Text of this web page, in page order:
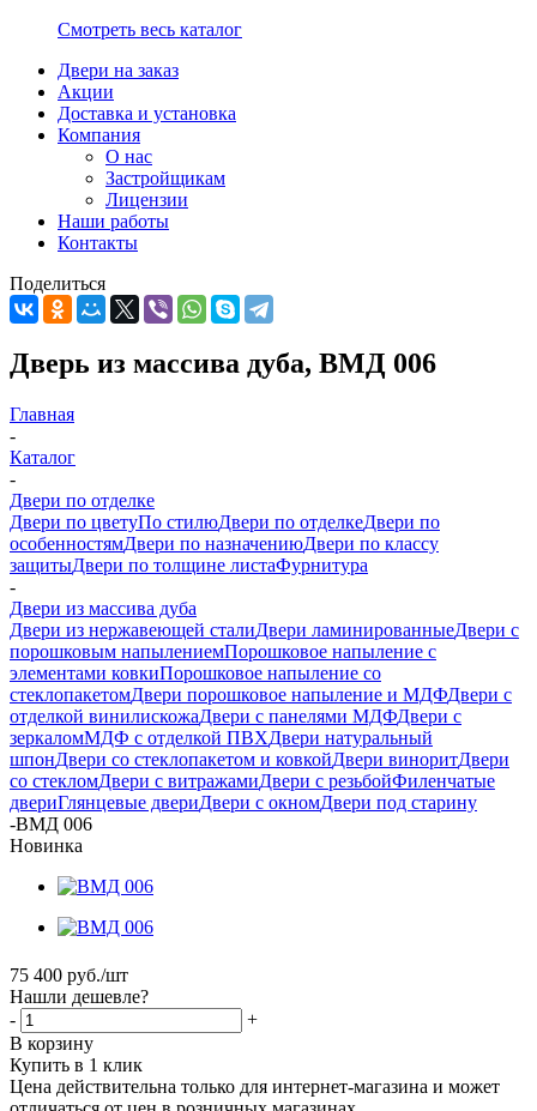
Смотреть весь каталог
Двери на заказ
Акции
Доставка и установка
Компания
О нас
Застройщикам
Лицензии
Наши работы
Контакты
Поделиться
Дверь из массива дуба, ВМД 006
Главная
-
Каталог
-
Двери по отделке
Двери по цветуПо стилюДвери по отделкеДвери по
особенностямДвери по назначениюДвери по классу
защитыДвери по толщине листаФурнитура
-
Двери из массива дуба
Двери из нержавеющей сталиДвери ламинированныеДвери с
порошковым напылениемПорошковое напыление с
элементами ковкиПорошковое напыление со
стеклопакетомДвери порошковое напыление и МДФДвери с
отделкой винилискожаДвери с панелями МДФДвери с
зеркаломМДФ с отделкой ПВХДвери натуральный
шпонДвери со стеклопакетом и ковкойДвери виноритДвери
со стекломДвери с витражамиДвери с резьбойФиленчатые
двериГлянцевые двериДвери с окномДвери под старину
-ВМД 006
Новинка
75 400 руб./шт
Нашли дешевле?
-
+
В корзину
Купить в 1 клик
Цена действительна только для интернет-магазина и может